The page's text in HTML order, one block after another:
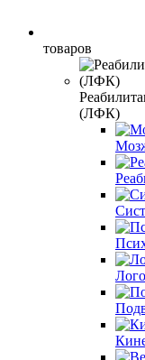
товаров
(ЛФК)